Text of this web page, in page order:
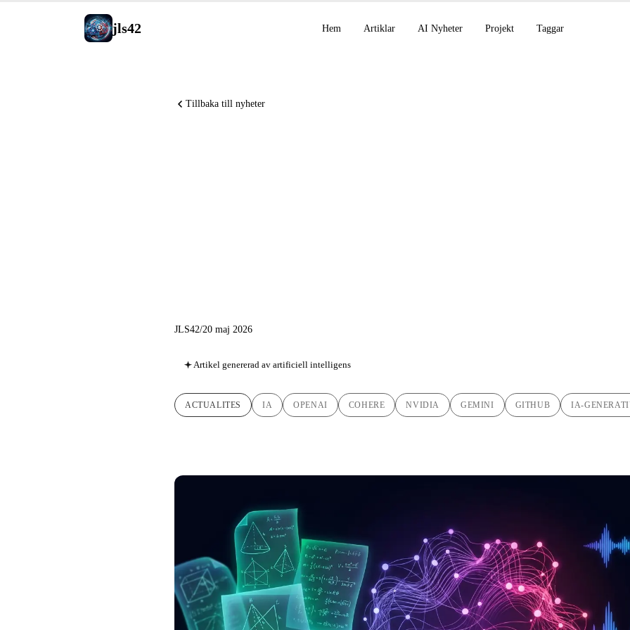
jls42 Hem Artiklar AI Nyheter Projekt Taggar
Tillbaka till nyheter
JLS42/20 maj 2026
Artikel genererad av artificiell intelligens
ACTUALITES IA OPENAI COHERE NVIDIA GEMINI GITHUB IA-